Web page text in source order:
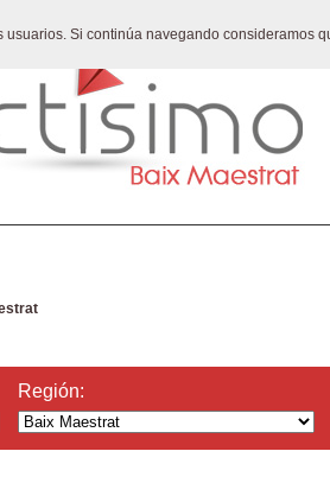
Si continúa navegando consideramos
Región: